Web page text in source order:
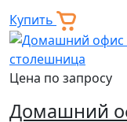
Купить
Цена по запросу
Домашний